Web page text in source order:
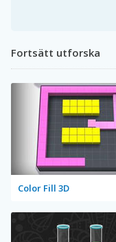
Fortsätt utforska
Color Fill 3D